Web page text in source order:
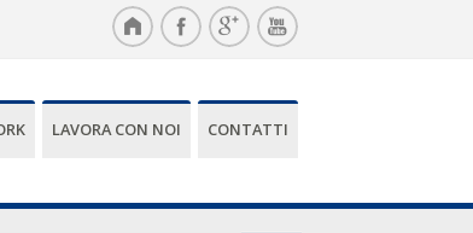
LAVORA CON NOI CONTATTI